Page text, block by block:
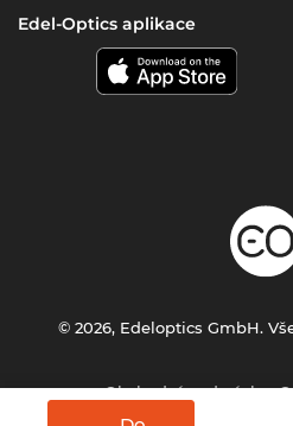
Edel-Optics aplikace
Obchodní podmínky
© 2026, Edeloptics GmbH.